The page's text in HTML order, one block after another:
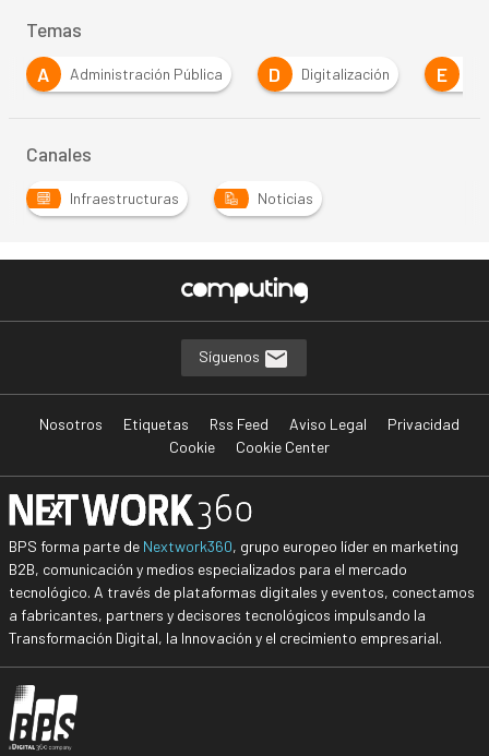
Temas
A
Administración Pública D Digitalización E
Canales
Infraestructuras Noticias
Síguenos
Nosotros Etiquetas Rss Feed Aviso Legal
Privacidad
Cookie
Cookie Center
BPS forma parte de Nextwork360, grupo europeo líder en marketing
B2B, comunicación y medios especializados para el mercado
tecnológico. A través de plataformas digitales y eventos, conectamos
a fabricantes, partners y decisores tecnológicos impulsando la
Transformación Digital, la Innovación y el crecimiento empresarial.